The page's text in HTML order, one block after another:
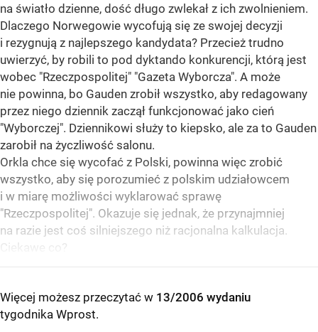
na światło dzienne, dość długo zwlekał z ich zwolnieniem.
Dlaczego Norwegowie wycofują się ze swojej decyzji
i rezygnują z najlepszego kandydata? Przecież trudno
uwierzyć, by robili to pod dyktando konkurencji, którą jest
wobec "Rzeczpospolitej" "Gazeta Wyborcza". A może
nie powinna, bo Gauden zrobił wszystko, aby redagowany
przez niego dziennik zaczął funkcjonować jako cień
"Wyborczej". Dziennikowi służy to kiepsko, ale za to Gauden
zarobił na życzliwość salonu.
Orkla chce się wycofać z Polski, powinna więc zrobić
wszystko, aby się porozumieć z polskim udziałowcem
i w miarę możliwości wyklarować sprawę
"Rzeczpospolitej". Okazuje się jednak, że przynajmniej
na razie jest coś silniejszego niż racjonalna kalkulacja.
Więcej możesz przeczytać w 13/2006 wydaniu
tygodnika Wprost.